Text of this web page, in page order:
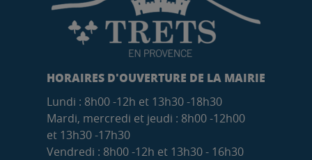
HORAIRES D'OUVERTURE DE LA MAIRIE
Lundi : 8h00 -12h et 13h30 -18h30
Mardi, mercredi et jeudi : 8h00 -12h00
et 13h30 -17h30
Vendredi : 8h00 -12h et 13h30 - 16h30